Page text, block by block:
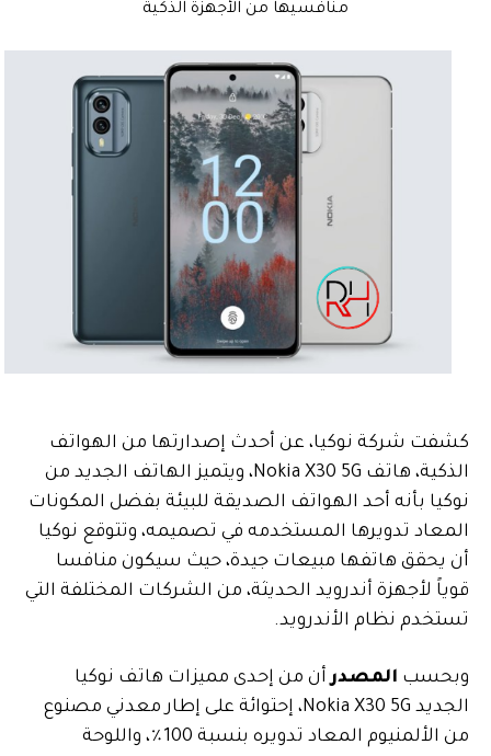
منافسيها من الأجهزة الذكية
كشفت شركة نوكيا، عن أحدث إصدارتها من الهواتف
الذكية، هاتف Nokia X30 5G،
ويتميز الهاتف الجديد من
نوكيا بأنه أحد الهواتف الصديقة للبيئة بفضل المكونات
المعاد تدويرها المستخدمه في تصميمه، وتتوقع نوكيا
أن يحقق هاتفها مبيعات جيدة، حيث سيكون منافسا
قوياً لأجهزة أندرويد الحديثة، من الشركات المختلفة التي
تستخدم نظام الأندرويد.
وبحسب المصدرأن من إحدى مميزات هاتف نوكيا
الجديد Nokia X30 5G، إحتوائة على إطار معدني مصنوع
من الألمنيوم المعاد تدويره بنسبة 100٪، واللوحة